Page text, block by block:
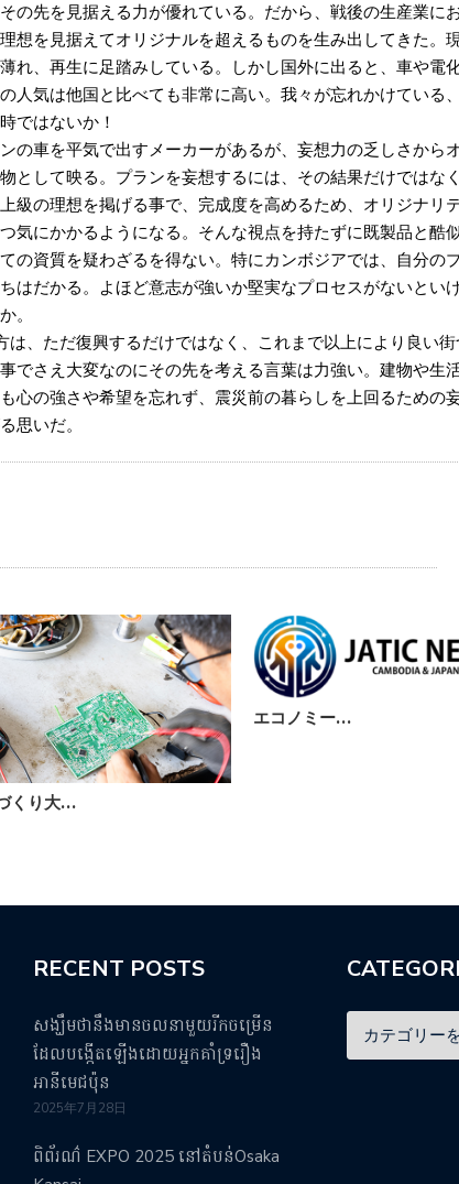
の先を見据える力が優れている。だから、戦後の生産業に
想を見据えてオリジナルを超えるものを生み出してきた。
れ、再生に足踏みしている。しかし国外に出ると、車や電
人気は他国と比べても非常に高い。我々が忘れかけている
ではないか！
の車を平気で出すメーカーがあるが、妄想力の乏しさから
として映る。プランを妄想するには、その結果だけではな
級の理想を掲げる事で、完成度を高めるため、オリジナリ
気にかかるようになる。そんな視点を持たずに既製品と酷
の資質を疑わざるを得ない。特にカンボジアでは、自分の
はだかる。よほど意志が強いか堅実なプロセスがないとい
。
、ただ復興するだけではなく、これまで以上により良い街
でさえ大変なのにその先を考える言葉は力強い。建物や生
心の強さや希望を忘れず、震災前の暮らしを上回るための
思いだ。
くり大…
エコノミー…
RECENT POSTS
សង្ឃឹមថានឹងមានចលនាមួយរីកចម្រើន
ដែលបង្កើតឡើងដោយអ្នកគាំទ្ររឿង
អានីមេជប៉ុន
2025年7月28日
ពិព័រណ៌ EXPO 2025 នៅតំបន់Osaka